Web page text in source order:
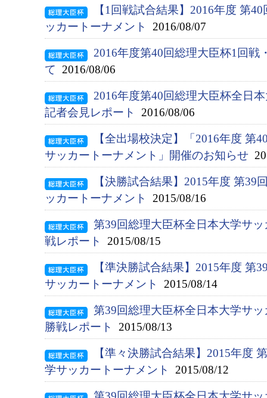
【1回戦試合結果】2016年度 第
ッカートーナメント
2016/08/07
2016年度第40回総理大臣杯1回戦
て 2016/08/06
2016年度第40回総理大臣杯全日
記者会見レポート
2016/08/06
【全出場校決定】「2016年度 第
サッカートーナメント」開催のお知らせ
【決勝試合結果】2015年度 第39
ッカートーナメント
2015/08/16
第39回総理大臣杯全日本大学サ
戦レポート
2015/08/15
【準決勝試合結果】2015年度 第
サッカートーナメント
2015/08/14
第39回総理大臣杯全日本大学サ
勝戦レポート
2015/08/13
【準々決勝試合結果】2015年度
学サッカートーナメント
2015/08/12